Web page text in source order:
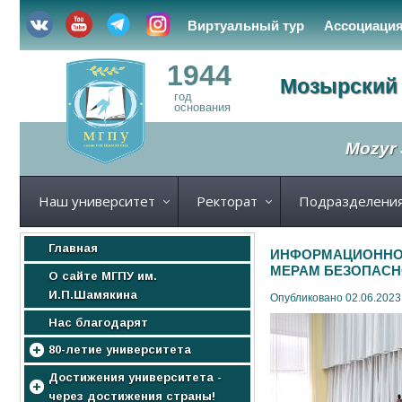
Виртуальный тур
1944
год
основания
Мозырский
Mozyr
Наш университет Ректорат
Главная
О сайте МГПУ им.
И.П.Шамякина
Нас благодарят
80-летие университета
МГПУ
Нас поздравляют!
Достижения университета -
через достижения страны!
МЕРАМ
Опубликовано